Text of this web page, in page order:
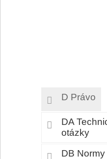
D Právo
DA
otázky
DB Normy